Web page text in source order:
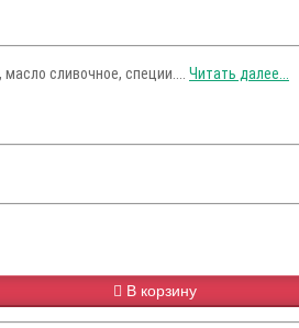
сливочное, специи.... Читать далее...
В корзину